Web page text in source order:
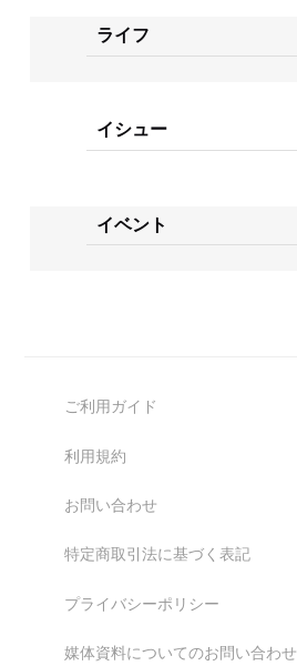
ライフ
イシュー
イベント
ご利用ガイド
利用規約
お問い合わせ
特定商取引法に基づく表記
プライバシーポリシー
媒体資料についてのお問い合わせ